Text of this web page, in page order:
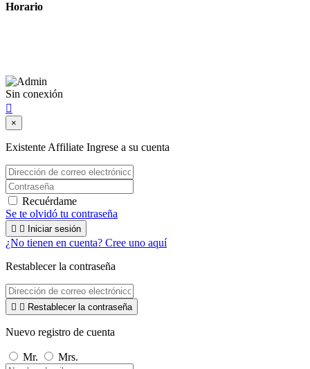
Horario
Sin conexión

×
Existente Affiliate Ingrese a su cuenta
Recuérdame
Se te olvidó tu contraseña
  Iniciar sesión
¿No tienen en cuenta? Cree uno aquí
Restablecer la contraseña
  Restablecer la contraseña
Nuevo registro de cuenta
Mr. Mrs.